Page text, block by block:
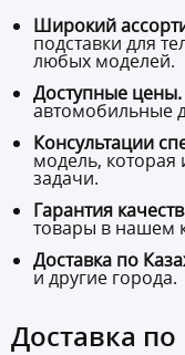
Широкий
подставки для
любых моделей.
Доступные цены.
автомобильные
Консультации
модель,
задачи.
Гарантия
товары в нашем
Доставка по
и другие города.
Доставка по